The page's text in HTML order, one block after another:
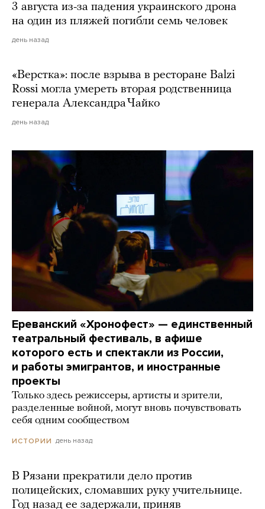
3 августа из-за падения украинского дрона
на один из пляжей погибли семь человек
день назад
«Верстка»: после взрыва в ресторане Balzi
Rossi могла умереть вторая родственница
генерала Александра Чайко
день назад
Ереванский «Хронофест» — единственный
театральный фестиваль, в афише
которого есть и спектакли из России,
и работы эмигрантов, и иностранные
проекты
Только здесь режиссеры, артисты и зрители,
разделенные войной, могут вновь почувствовать
себя одним сообществом
ИСТОРИИ день назад
В Рязани прекратили дело против
полицейских, сломавших руку учительнице.
Год назад ее задержали, приняв